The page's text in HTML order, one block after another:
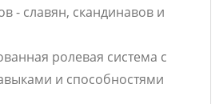
- славян, скандинавов и
ролевая система с
и способностями